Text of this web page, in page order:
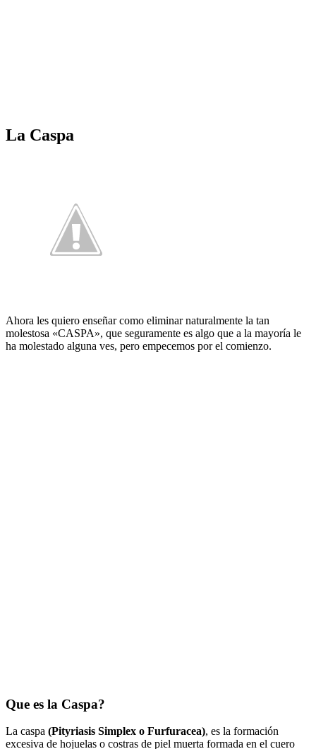
La Caspa
Ahora les quiero enseñar como eliminar naturalmente la tan
molestosa «CASPA», que seguramente es algo que a la mayoría le
ha molestado alguna ves, pero empecemos por el comienzo.
Que es la Caspa?
La caspa (Pityriasis Simplex o Furfuracea), es la formación
excesiva de hojuelas o costras de piel muerta formada en el cuero